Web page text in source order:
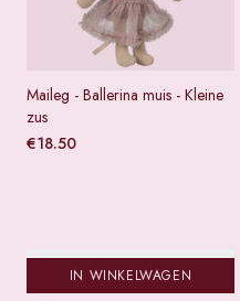
Maileg - Ballerina muis - Kleine
zus
€18.50
IN WINKELWAGEN